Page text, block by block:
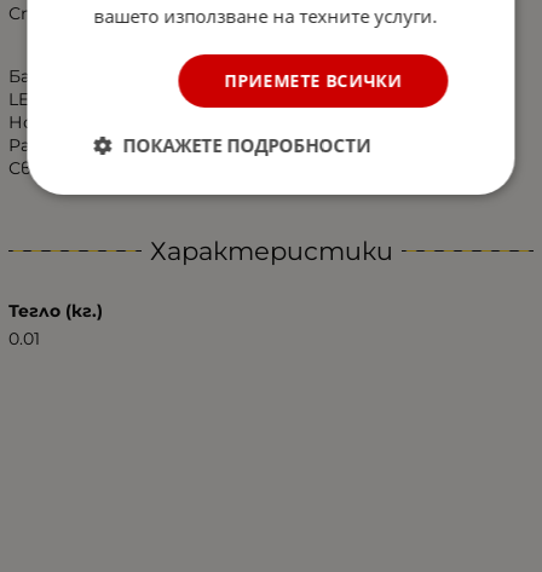
Спецификация :
База тип: 1156 BA15S ;
LED количество: 9 бр;
Нормално напрежение: 12V ;
Работна температура: -40 ° C до 85 ° C;
Светли мъниста: 9 високо ярки LED;
Характеристики
Тегло (кг.)
0.01
вашето използване на техните услуги.
ПРИЕМЕТЕ ВСИЧКИ
ПОКАЖЕТЕ ПОДРОБНОСТИ